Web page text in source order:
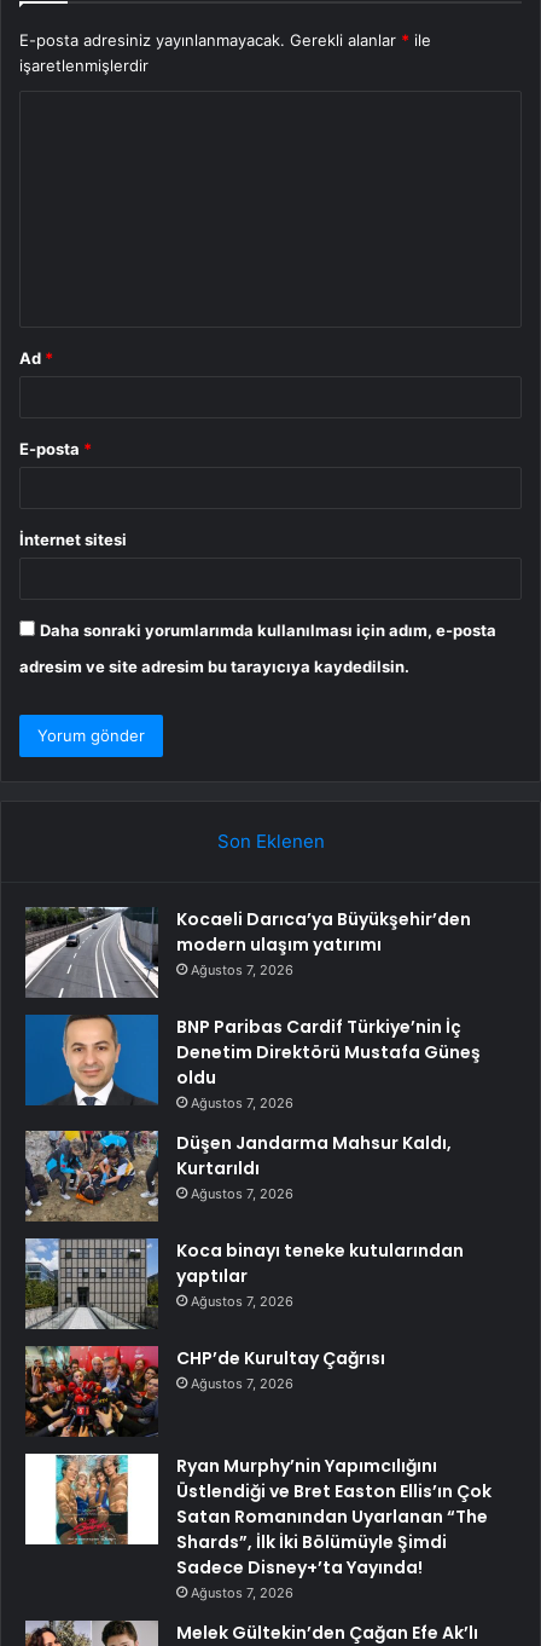
E-posta adresiniz yayınlanmayacak. Gerekli alanlar * ile
işaretlenmişlerdir
Ad *
E-posta *
İnternet sitesi
Daha sonraki yorumlarımda kullanılması için adım, e-posta
adresim ve site adresim bu tarayıcıya kaydedilsin.
Son Eklenen
Kocaeli Darıca’ya Büyükşehir’den
modern ulaşım yatırımı
Ağustos 7, 2026
BNP Paribas Cardif Türkiye’nin İç
Denetim Direktörü Mustafa Güneş
oldu
Ağustos 7, 2026
Düşen Jandarma Mahsur Kaldı,
Kurtarıldı
Ağustos 7, 2026
Koca binayı teneke kutularından
yaptılar
Ağustos 7, 2026
CHP’de Kurultay Çağrısı
Ağustos 7, 2026
Ryan Murphy’nin Yapımcılığını
Üstlendiği ve Bret Easton Ellis’ın Çok
Satan Romanından Uyarlanan “The
Shards”, İlk İki Bölümüyle Şimdi
Sadece Disney+’ta Yayında!
Ağustos 7, 2026
Melek Gültekin’den Çağan Efe Ak’lı